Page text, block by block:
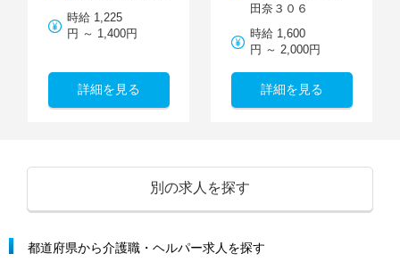
時給 1,225
円 ～ 1,400円
詳細を見る
田奈３０６
時給 1,600
円 ～ 2,000円
詳細を見る
別の求人を探す
都道府県から介護職・ヘルパー求人を探す